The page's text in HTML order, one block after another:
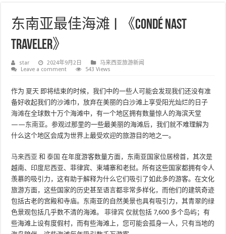
东南亚最佳海滩 | 《Condé Nast
Traveler》
star 2024年9月2日
马来西亚旅游新闻
Leave a comment
543 Views
作为 夏天 即将结束的时候，我们中的一些人可能会发现我们还没有准
备好收起我们的沙滩巾，放弃在美丽的白沙滩上享受阳光灿烂的日子
海滩在全球数十万个海滩中，有一个地区拥有数量惊人的海滨天堂
——东南亚。参观过那里的一些最美丽的海滩后，我们就不难理解为
什么这个地区会成为世界上最受欢迎的旅游目的地之一。
马来西亚 和泰国 在年度游客数量方面，东南亚国家位居榜首，其次是
越南、印度尼西亚、菲律宾、柬埔寨和老挝。所有这些国家都拥有令人
羡慕的吸引力，这有助于解释为什么它们吸引了如此多的游客。在文化
旅游方面，这些国家的历史甚至语言都非常多样化，而他们的建筑奇迹
包括古老的宫殿和寺庙。东南亚的自然美景也具有吸引力，其青翠的绿
色景观包括几乎数不清的海滩。菲律宾 仅就包括 7,600 多个岛屿；有
些海滩上设有度假村，而有些海滩上，您可能会孤身一人，只有当地的